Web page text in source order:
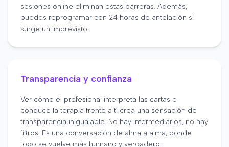
sesiones online eliminan estas barreras. Además,
puedes reprogramar con 24 horas de antelación si
surge un imprevisto.
Transparencia y confianza
Ver cómo el profesional interpreta las cartas o
conduce la terapia frente a ti crea una sensación de
transparencia inigualable. No hay intermediarios, no hay
filtros. Es una conversación de alma a alma, donde
todo se vuelve más humano y verdadero.